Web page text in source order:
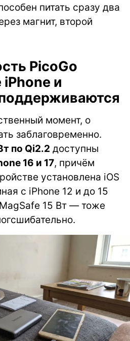
питать сразу два
магнит, второй
PicoGo
и
момент, о
заблаговременно.
по Qi2.2 доступны
16 и 17, причём
установлена iOS
с iPhone 12 и до 15
15 Вт — тоже